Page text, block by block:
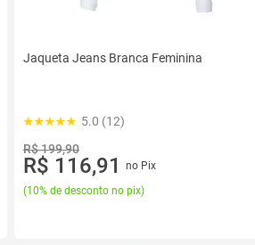
Jaqueta Jeans Branca Feminina
5.0 (12)
R$ 199,90
R$ 116,91
no Pix
(10% de desconto no pix)